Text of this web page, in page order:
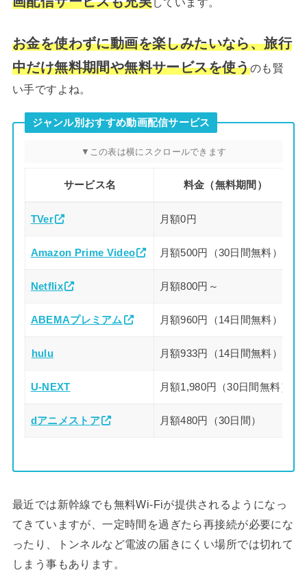
お金を使わずに動画を楽しみたいなら、旅行
中だけ無料期間や無料サービスを使うのも賢
い手ですよね。
ジャンル別おすすめ動画配信サービス
サービス名 料金（無料期間）
TVer 月額0円
Amazon Prime Video 月額500円（30日間無料）
Netflix 月額800円～
ABEMAプレミアム 月額960円（14日間無料）
hulu 月額933円（14日間無料）
U-NEXT 月額1,980円（30日間無料）
dアニメストア 月額480円（30日間）
最近では新幹線でも無料Wi-Fiが提供されるようになっ
てきていますが、一定時間を過ぎたら再接続が必要にな
ったり、トンネルなど電波の届きにくい場所では切れて
しまう事もあります。